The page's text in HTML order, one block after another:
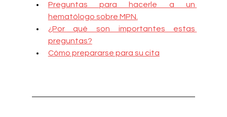
Preguntas para hacerle a un
hematólogo sobre MPN.
¿Por qué son importantes estas
preguntas?
Cómo prepararse para su cita